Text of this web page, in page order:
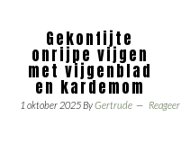
Gekonfijte
onrijpe vijgen
met vijgenblad
en kardemom
1 oktober 2025ByGertrude Reageer